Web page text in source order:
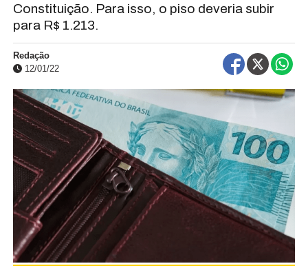
Constituição. Para isso, o piso deveria subir
para R$ 1.213.
Redação
12/01/22